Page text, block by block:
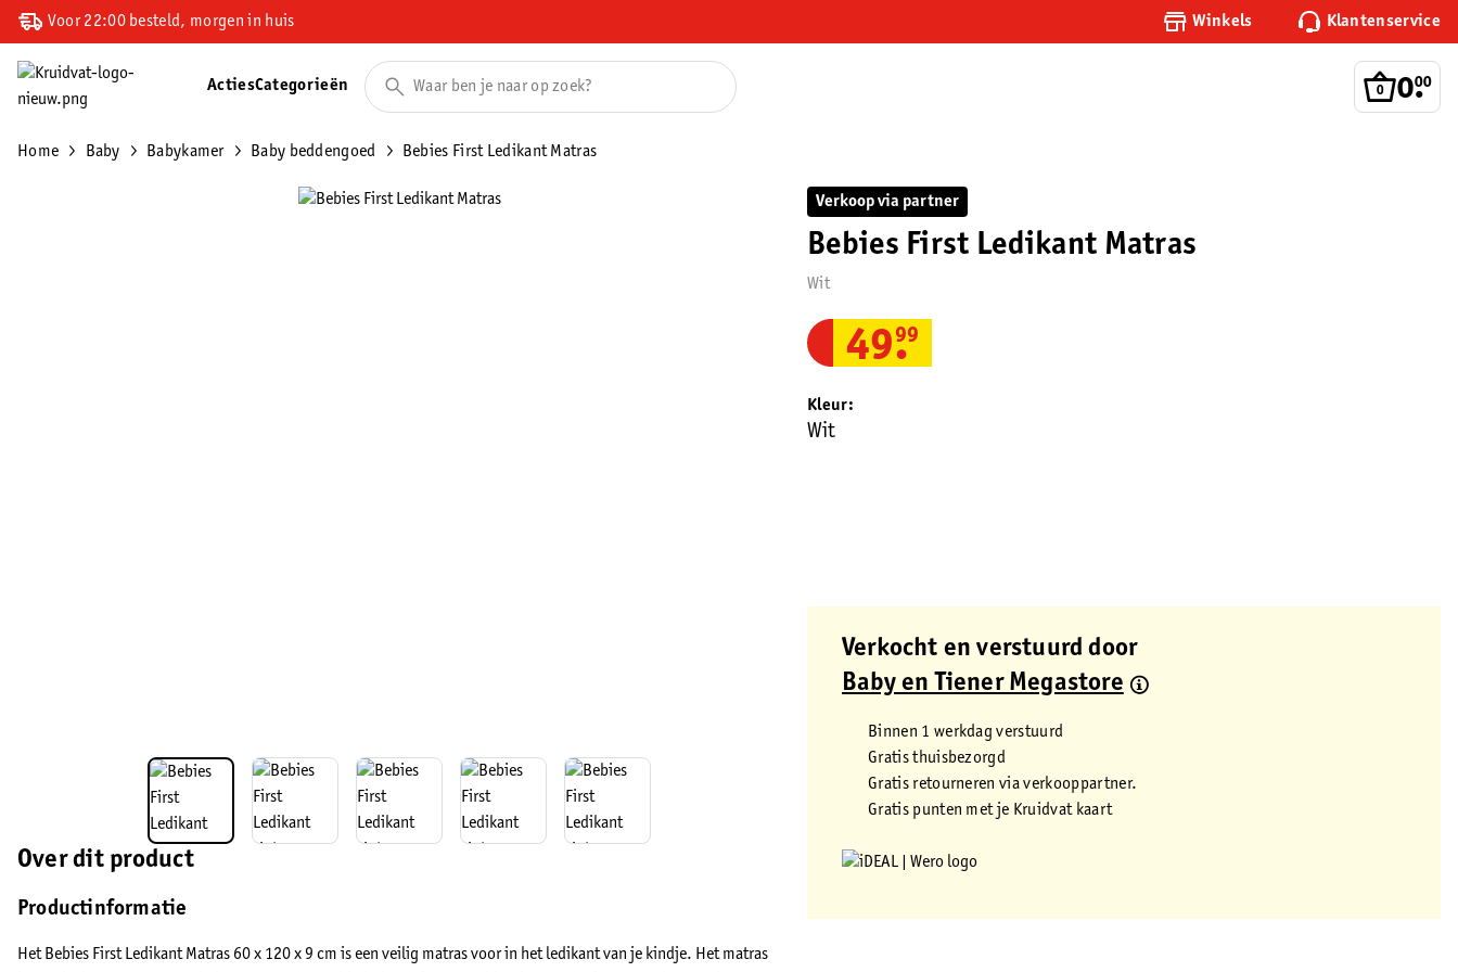
Voor 22:00 besteld, morgen in huis Winkels Klantenservice
0.
00
ActiesCategorieën
Home Baby Babykamer Baby beddengoed Bebies First Ledikant Matras
Over dit product
Productinformatie
Het Bebies First Ledikant Matras 60 x 120 x 9 cm is een veilig matras voor in het ledikant van je kindje. Het matras
Verkoop via partner
Bebies First Ledikant Matras
Wit
49.
99
Kleur
Wit
Verkocht en verstuurd door
Baby en Tiener Megastore
Binnen 1 werkdag verstuurd
Gratis thuisbezorgd
Gratis retourneren via verkooppartner.
Gratis punten met je Kruidvat kaart